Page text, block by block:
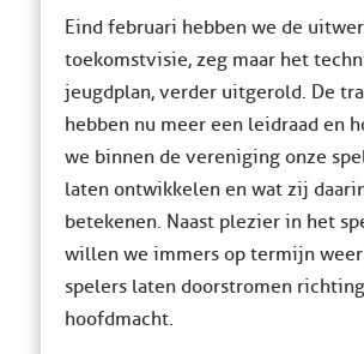
Eind februari hebben we de
toekomstvisie, zeg maar het
jeugdplan, verder uitgerold. De
hebben nu meer een leidraad en
we binnen de vereniging onze
laten ontwikkelen en wat zij
betekenen. Naast plezier in het
willen we immers op termijn
spelers laten doorstromen
hoofdmacht.